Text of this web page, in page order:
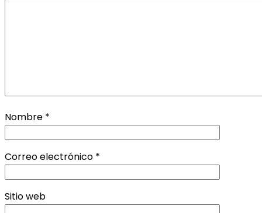
Nombre *
Correo electrónico *
Sitio web